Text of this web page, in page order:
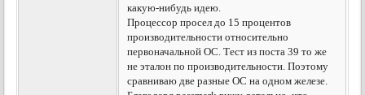
какую-нибудь идею.
Процессор просел до 15 процентов
производительности относительно
первоначальной ОС. Тест из поста 39 то же
не эталон по производительности. Поэтому
сравниваю две разные ОС на одном железе.